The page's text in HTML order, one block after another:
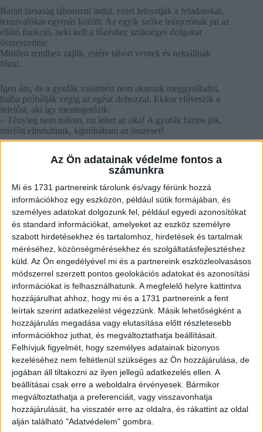
Az Ön adatainak védelme fontos a
számunkra
Mi és 1731 partnereink tárolunk és/vagy férünk hozzá
információkhoz egy eszközön, például sütik formájában, és
személyes adatokat dolgozunk fel, például egyedi azonosítókat
és standard információkat, amelyeket az eszköz személyre
szabott hirdetésekhez és tartalomhoz, hirdetések és tartalmak
méréséhez, közönségmérésekhez és szolgáltatásfejlesztéshez
küld. Az Ön engedélyével mi és a partnereink eszközleolvasásos
módszerrel szerzett pontos geolokációs adatokat és azonosítási
információkat is felhasználhatunk. A megfelelő helyre kattintva
hozzájárulhat ahhoz, hogy mi és a 1731 partnereink a fent
leírtak szerint adatkezelést végezzünk. Másik lehetőségként a
hozzájárulás megadása vagy elutasítása előtt részletesebb
információkhoz juthat, és megváltoztathatja beállításait.
Felhívjuk figyelmét, hogy személyes adatainak bizonyos
kezeléséhez nem feltétlenül szükséges az Ön hozzájárulása, de
jogában áll tiltakozni az ilyen jellegű adatkezelés ellen. A
beállításai csak erre a weboldalra érvényesek. Bármikor
megváltoztathatja a preferenciáit, vagy visszavonhatja
hozzájárulását, ha visszatér erre az oldalra, és rákattint az oldal
alján található "Adatvédelem" gombra.
Baráti társaság táborozni indul, ezért felosztják a feladatokat,
tennivalókat egymás között. Az egyik szőke leányzónak jut az
ellátó funkció, neki kell a főzéshez szükséges dolgokat
összeszednie.
Minden rendben zajlik, estére tábort vernek és nekiállnak
főzni.
Igen ám, de a gyufák valamiért nem akarnak meggyulladni,
hiába próbálják végig az egész dobozzal. Ekkor előveszik a
felelőst, aki így mentegetőzik:
– Tényleg nem tudom, mi lehet az oka! A gyufák biztos jók,
mielőtt elindultunk, kipróbáltam az összeset!